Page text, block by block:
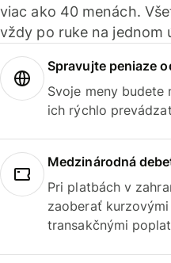
viac ako 40 menách.
vždy po ruke na jednom
Spravujte peniaze
Svoje meny
ich rýchlo
Medzinárodná
Pri platbách v
zaoberať
transakčnými